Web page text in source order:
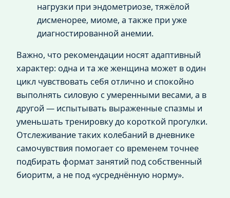
нагрузки при эндометриозе, тяжёлой
дисменорее, миоме, а также при уже
диагностированной анемии.
Важно, что рекомендации носят адаптивный
характер: одна и та же женщина может в один
цикл чувствовать себя отлично и спокойно
выполнять силовую с умеренными весами, а в
другой — испытывать выраженные спазмы и
уменьшать тренировку до короткой прогулки.
Отслеживание таких колебаний в дневнике
самочувствия помогает со временем точнее
подбирать формат занятий под собственный
биоритм, а не под «усреднённую норму».